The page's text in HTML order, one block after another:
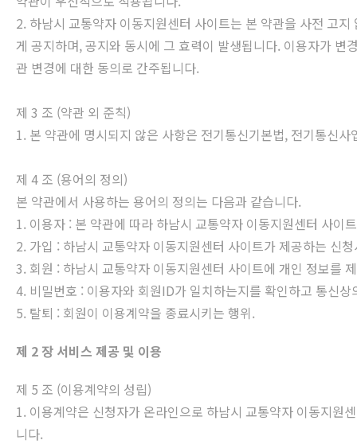
2. 하남시 교통약자 이동지원센터 사이트는 본 약관을 사전 고
게 공지하며, 공지와 동시에 그 효력이 발생됩니다. 이용자가
관 변경에 대한 동의로 간주됩니다.
제 3 조 (약관 외 준칙)
1. 본 약관에 명시되지 않은 사항은 전기통신기본법, 전기통신
제 4 조 (용어의 정의)
본 약관에서 사용하는 용어의 정의는 다음과 같습니다.
1. 이용자 : 본 약관에 따라 하남시 교통약자 이동지원센터 사이
2. 가입 : 하남시 교통약자 이동지원센터 사이트가 제공하는 신
3. 회원 : 하남시 교통약자 이동지원센터 사이트에 개인 정보를
4. 비밀번호 : 이용자와 회원ID가 일치하는지를 확인하고 통신
5. 탈퇴 : 회원이 이용계약을 종료시키는 행위.
제 2 장 서비스 제공 및 이용
제 5 조 (이용계약의 성립)
1. 이용계약은 신청자가 온라인으로 하남시 교통약자 이동지원
니다.